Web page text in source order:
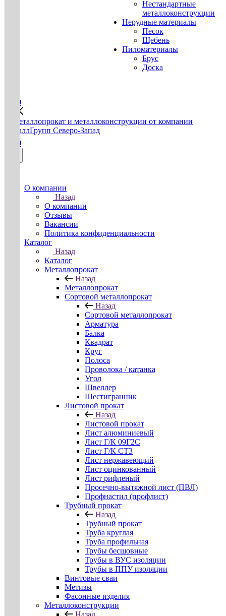
Нестандартные
металлоконструкции
Нерудные материалы
Песок
Щебень
Пиломатериалы
Брус
Доска
0
0
О компании
Назад
О компании
Отзывы
Вакансии
Политика конфиденциальности
Каталог
Назад
Каталог
Металлопрокат
Назад
Металлопрокат
Сортовой металлопрокат
Назад
Сортовой металлопрокат
Арматура
Балка
Квадрат
Круг
Полоса
Проволока / катанка
Угол
Швеллер
Шестигранник
Листовой прокат
Назад
Листовой прокат
Лист алюминиевый
Лист Г/К 09Г2С
Лист Г/К СТ3
Лист нержавеющий
Лист оцинкованный
Лист рифленый
Просечно-вытяжной лист (ПВЛ)
Профнастил (профлист)
Трубный прокат
Назад
Трубный прокат
Труба круглая
Труба профильная
Трубы бесшовные
Трубы в ВУС изоляции
Трубы в ППУ изоляции
Винтовые сваи
Метизы
Фасонные изделия
Металлоконструкции
Назад